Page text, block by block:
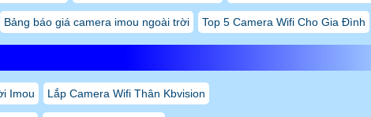
Bảng báo giá camera imou ngoài trời Top 5 Camera Wifi Cho Gia Đình
Imou Lắp Camera Wifi Thân Kbvision